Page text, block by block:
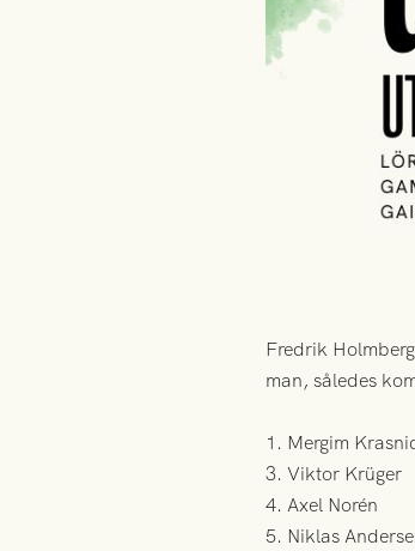
Fredrik
man, således
1. Mergim
3. Viktor Krüger
4. Axel Norén
5. Niklas